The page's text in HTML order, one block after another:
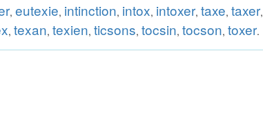
, eutexie, intinction, intox, intoxer, taxe, taxer,
, texan, texien, ticsons, tocsin, tocson, toxer.